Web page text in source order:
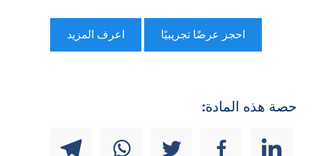
احجز عرضًا تجريبيًا اعرف المزيد
حصة هذه المادة: